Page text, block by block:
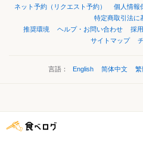
ネット予約（リクエスト予約）
個人情報
特定商取引法に
推奨環境
ヘルプ・お問い合わせ 採
サイトマップ
言語： English 简体中文 繁